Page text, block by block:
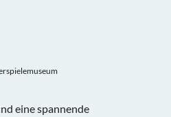
eine spannende